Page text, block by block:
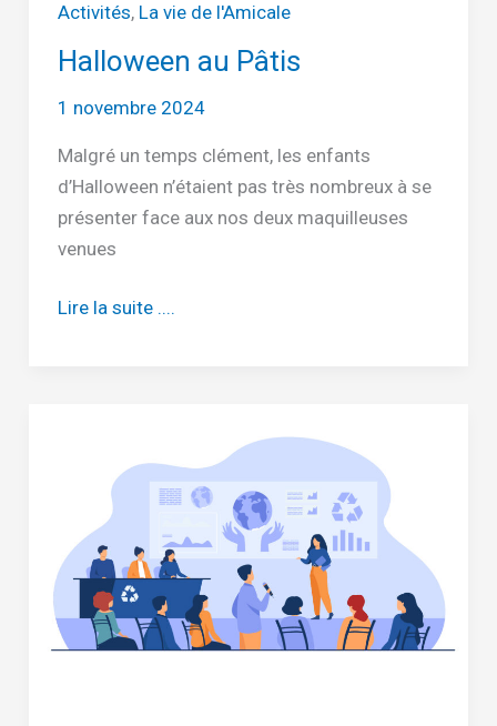
Activités, La vie de l'Amicale
Halloween au Pâtis
1 novembre 2024
Malgré un temps clément, les enfants
d’Halloween n’étaient pas très nombreux à se
présenter face aux nos deux maquilleuses
venues
Halloween
Lire la suite ....